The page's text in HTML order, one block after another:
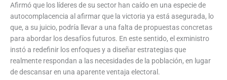
Afirmó que los líderes de su sector han caído en una especie de
autocomplacencia al afirmar que la victoria ya está asegurada, lo
que, a su juicio, podría llevar a una falta de propuestas concretas
para abordar los desafíos futuros. En este sentido, el exministro
instó a redefinir los enfoques y a diseñar estrategias que
realmente respondan a las necesidades de la población, en lugar
de descansar en una aparente ventaja electoral.